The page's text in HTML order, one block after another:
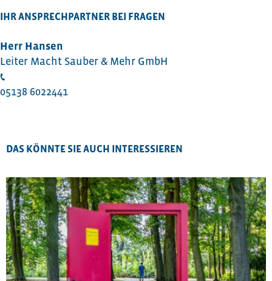
IHR ANSPRECHPARTNER BEI FRAGEN
Herr Hansen
Leiter Macht Sauber & Mehr GmbH
05138 6022441
DAS KÖNNTE SIE AUCH INTERESSIEREN